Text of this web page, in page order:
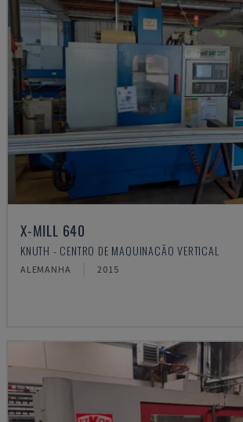
X-MILL 640
KNUTH - CENTRO DE MAQUINAÇÃO VERTICAL
ALEMANHA 2015